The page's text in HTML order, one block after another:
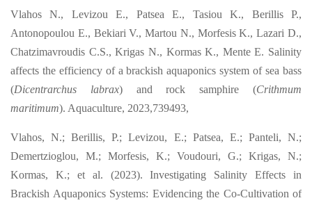
VlahosΝ., LevizouΕ., PatseaΕ., TasiouΚ., Berillis P.,
Antonopoulou E., Bekiari V., Martou N., Morfesis K., Lazari D.,
Chatzimavroudis C.S., Krigas N., Kormas K., Mente E. Salinity
affects the efficiency of a brackish aquaponics system of sea bass
(Dicentrarchus labrax) and rock samphire (Crithmum
maritimum). Aquaculture, 2023,739493,
Vlahos, N.; Berillis, P.; Levizou, E.; Patsea, E.; Panteli, N.;
Demertzioglou, M.; Morfesis, K.; Voudouri, G.; Krigas, N.;
Kormas, K.; et al. (2023). Investigating Salinity Effects in
Brackish Aquaponics Systems: Evidencing the Co-Cultivation of